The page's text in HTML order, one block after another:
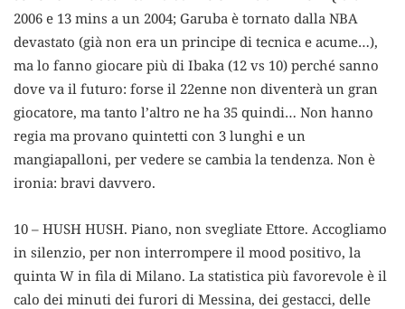
2006 e 13 mins a un 2004; Garuba è tornato dalla NBA
devastato (già non era un principe di tecnica e acume…),
ma lo fanno giocare più di Ibaka (12 vs 10) perché sanno
dove va il futuro: forse il 22enne non diventerà un gran
giocatore, ma tanto l’altro ne ha 35 quindi… Non hanno
regia ma provano quintetti con 3 lunghi e un
mangiapalloni, per vedere se cambia la tendenza. Non è
ironia: bravi davvero.
10 – HUSH HUSH. Piano, non svegliate Ettore. Accogliamo
in silenzio, per non interrompere il mood positivo, la
quinta W in fila di Milano. La statistica più favorevole è il
calo dei minuti dei furori di Messina, dei gestacci, delle